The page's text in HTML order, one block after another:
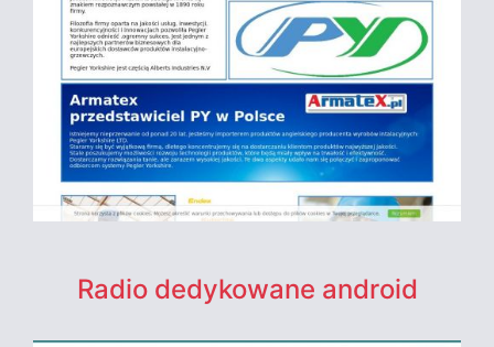
Radio dedykowane android